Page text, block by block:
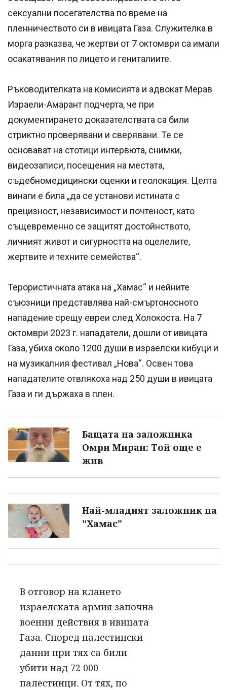
сексуални посегателства по време на
пленничеството си в ивицата Газа. Служителка в
морга разказва, че жертви от 7 октомври са имали
осакатявания по лицето и гениталиите.
Ръководителката на комисията и адвокат Мерав
Израели-Амарант подчерта, че при
документирането доказателствата са били
стриктно проверявани и сверявани. Те се
основават на стотици интервюта, снимки,
видеозаписи, посещения на местата,
съдебномедицински оценки и геолокация. Целта
винаги е била „да се установи истината с
прецизност, независимост и почтеност, като
същевременно се защитят достойнството,
личният живот и сигурността на оцелелите,
жертвите и техните семейства“.
Терористичната атака на „Хамас“ и нейните
съюзници представлява най-смъртоносното
нападение срещу евреи след Холокоста. На 7
октомври 2023 г. нападатели, дошли от ивицата
Газа, убиха около 1200 души в израелски кибуци и
на музикалния фестивал „Нова“. Освен това
нападателите отвлякоха над 250 души в ивицата
Газа и ги държаха в плен.
Бащата на заложника
Омри Миран: Той още е
жив
Най-младият заложник на
"Хамас"
В отговор на клането
израелската армия започна
военни действия в ивицата
Газа. Според палестински
данни при тях са били
убити над 72 000
палестинци. От тях, по